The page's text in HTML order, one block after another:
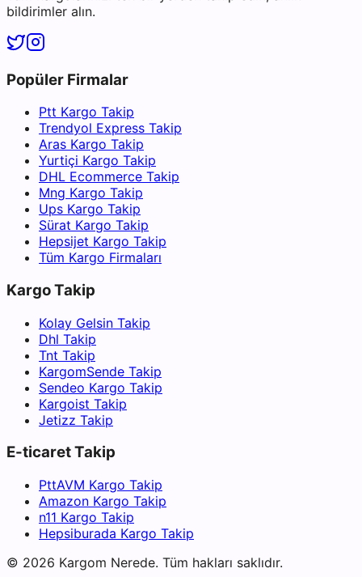
bildirimler alın.
Popüler Firmalar
Ptt Kargo Takip
Trendyol Express Takip
Aras Kargo Takip
Yurtiçi Kargo Takip
DHL Ecommerce Takip
Mng Kargo Takip
Ups Kargo Takip
Sürat Kargo Takip
Hepsijet Kargo Takip
Tüm Kargo Firmaları
Kargo Takip
Kolay Gelsin Takip
Dhl Takip
Tnt Takip
KargomSende Takip
Sendeo Kargo Takip
Kargoist Takip
Jetizz Takip
E-ticaret Takip
PttAVM Kargo Takip
Amazon Kargo Takip
n11 Kargo Takip
Hepsiburada Kargo Takip
© 2026 Kargom Nerede. Tüm hakları saklıdır.